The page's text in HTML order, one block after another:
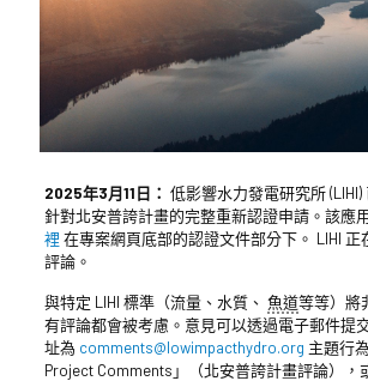
2025年3月11日： 低影響水力發電研究所
針對北安普誇計畫的完整重新認證申請。該應
裡 在專案網頁底部的認證文件部分下。 LIHI 正
評論。
與特定 LIHI 標準（流量、水質、 魚道等等）將
有評論都會被考慮。意見可以透過電子郵件提
址為 comments@lowimpacthydro.org 主題行
Project Comments」（北安普誇計畫評論），